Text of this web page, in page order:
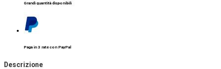
Grandi quantità disponibili
Paga in 3 rate con PayPal
Descrizione